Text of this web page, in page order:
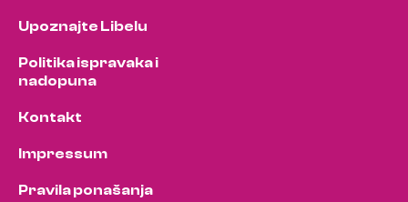
Upoznajte Libelu
Politika ispravaka i
nadopuna
Kontakt
Impressum
Pravila ponašanja